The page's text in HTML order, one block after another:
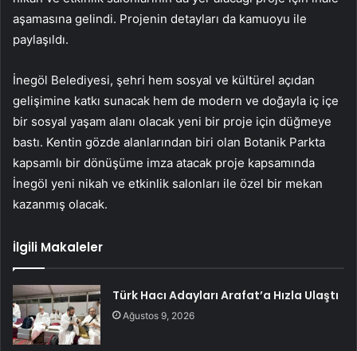
aşamasına gelindi. Projenin detayları da kamuoyu ile
paylaşıldı.
İnegöl Belediyesi, şehri hem sosyal ve kültürel açıdan
gelişimine katkı sunacak hem de modern ve doğayla iç içe
bir sosyal yaşam alanı olacak yeni bir proje için düğmeye
bastı. Kentin gözde alanlarından biri olan Botanik Parkta
kapsamlı bir dönüşüme imza atacak proje kapsamında
İnegöl yeni nikah ve etkinlik salonları ile özel bir mekan
kazanmış olacak.
İlgili Makaleler
Türk Hacı Adayları Arafat’a Hızla Ulaştı
Ağustos 9, 2026